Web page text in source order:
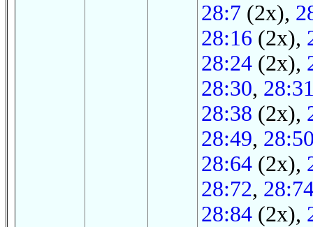
28:7 (2x),
28:16 (2x),
28:24 (2x),
28:30,
28:38 (2x),
28:49,
28:64 (2x),
28:72,
28:84 (2x),